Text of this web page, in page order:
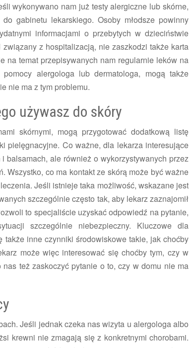
wykonywano nam już testy alergiczne lub skórne,
gabinetu lekarskiego. Osoby młodsze powinny
informacjami o przebytych w dzieciństwie
z hospitalizacją, nie zaszkodzi także karta
na temat przepisywanych nam regularnie leków na
alergologa lub dermatologa, mogą także
nie ma z tym problemu.
używasz do skóry
skórnymi, mogą przygotować dodatkową listę
pielęgnacyjne. Co ważne, dla lekarza interesujące
balsamach, ale również o wykorzystywanych przez
Wszystko, co ma kontakt ze skórą może być ważne
Jeśli istnieje taka możliwość, wskazane jest
szczególnie często tak, aby lekarz zaznajomił
to specjaliście uzyskać odpowiedź na pytanie,
szczególnie niebezpieczny. Kluczowe dla
inne czynniki środowiskowe takie, jak choćby
może więc interesować się choćby tym, czy w
też zaskoczyć pytanie o to, czy w domu nie ma
Jeśli jednak czeka nas wizyta u alergologa albo
krewni nie zmagają się z konkretnymi chorobami.
TWARZY PIELĘGNACJA TWARZY
KOSMETYKI Z ALOESEM – DZIAŁANIE I
ZASTOSOWANIE